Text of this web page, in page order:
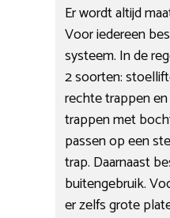
Er wordt altijd
Voor iedereen
systeem. In de
2 soorten:
rechte trappen
trappen met
passen op een
trap. Daarnaast
buitengebruik.
er zelfs grote